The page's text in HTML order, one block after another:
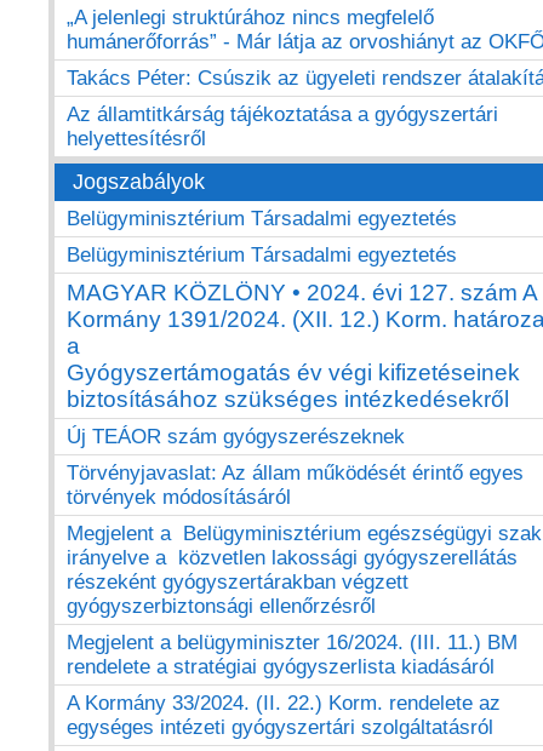
„A jelenlegi struktúrához nincs megfelelő
humánerőforrás” - Már látja az orvoshiányt az
Takács Péter: Csúszik az ügyeleti rendszer
Az államtitkárság tájékoztatása a gyógyszertári
helyettesítésről
Jogszabályok
Belügyminisztérium Társadalmi egyeztetés
Belügyminisztérium Társadalmi egyeztetés
MAGYAR KÖZLÖNY • 2024. évi 127. szám A
Kormány 1391/2024. (XII. 12.) Korm.
a
Gyógyszertámogatás év végi kifizetéseinek
biztosításához szükséges intézkedésekről
Új TEÁOR szám gyógyszerészeknek
Törvényjavaslat: Az állam működését érintő egyes
törvények módosításáról
Megjelent a Belügyminisztérium egészségügyi
irányelve a közvetlen lakossági gyógyszerellátás
részeként gyógyszertárakban végzett
gyógyszerbiztonsági ellenőrzésről
Megjelent a belügyminiszter 16/2024. (III. 11.) BM
rendelete a stratégiai gyógyszerlista kiadásáról
A Kormány 33/2024. (II. 22.) Korm. rendelete az
egységes intézeti gyógyszertári szolgáltatásról